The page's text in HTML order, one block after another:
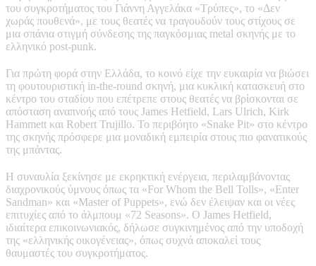
του συγκροτήματος του Γιάννη Αγγελάκα «Τρύπες», το «Δεν
χωράς πουθενά», με τους θεατές να τραγουδούν τους στίχους σε
μια σπάνια στιγμή σύνδεσης της παγκόσμιας metal σκηνής με το
ελληνικό post-punk.
Για πρώτη φορά στην Ελλάδα, το κοινό είχε την ευκαιρία να βιώσει
τη φουτουριστική in-the-round σκηνή, μια κυκλική κατασκευή στο
κέντρο του σταδίου που επέτρεπε στους θεατές να βρίσκονται σε
απόσταση αναπνοής από τους James Hetfield, Lars Ulrich, Kirk
Hammett και Robert Trujillo. Το περιβόητο «Snake Pit» στο κέντρο
της σκηνής πρόσφερε μια μοναδική εμπειρία στους πιο φανατικούς
της μπάντας.
Η συναυλία ξεκίνησε με εκρηκτική ενέργεια, περιλαμβάνοντας
διαχρονικούς ύμνους όπως τα «For Whom the Bell Tolls», «Enter
Sandman» και «Master of Puppets», ενώ δεν έλειψαν και οι νέες
επιτυχίες από το άλμπουμ «72 Seasons». Ο James Hetfield,
ιδιαίτερα επικοινωνιακός, δήλωσε συγκινημένος από την υποδοχή
της «ελληνικής οικογένειας», όπως συχνά αποκαλεί τους
θαυμαστές του συγκροτήματος.